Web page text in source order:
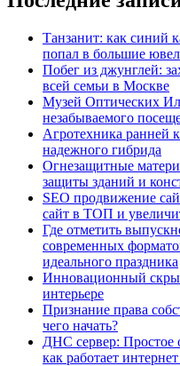
Танзанит: как синий
попал в большие
Побег из джунглей:
всей семьи в Москве
Музей Оптических
незабываемого
Агротехника ранней
надежного гибрида
Огнезащитные
защиты зданий и
SEO продвижение
сайт в ТОП и
Где отметить
современных
идеального праздника
Инновационный
интерьере
Признание права
чего начать?
ДНС сервер: Простое
как работает